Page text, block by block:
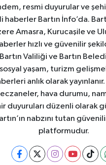
resmi duyurular ve
haberler Bartın İnfo’da.
Amasra, Kurucaşile ve
hızlı ve güvenilir
Bartın Valiliği ve Bartın
yaşam, turizm
anlık olarak yayınlanır.
hava durumu,
duyuruları düzenli olarak
nabzını tutan
platformudur.